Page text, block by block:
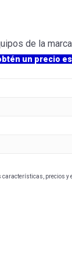
de la
un precio
características, precios